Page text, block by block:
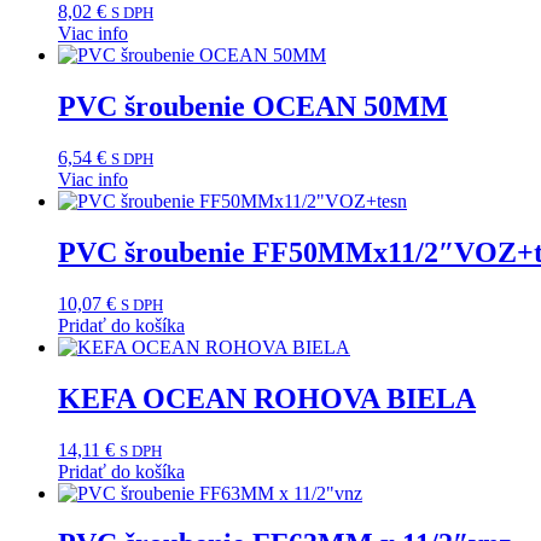
8,02 € S DPH
Viac info
PVC šroubenie OCEAN 50MM
6,54 € S DPH
Viac info
PVC šroubenie FF50MMx11/
10,07 € S DPH
Pridať do košíka
KEFA OCEAN ROHOVA BIELA
14,11 € S DPH
Pridať do košíka